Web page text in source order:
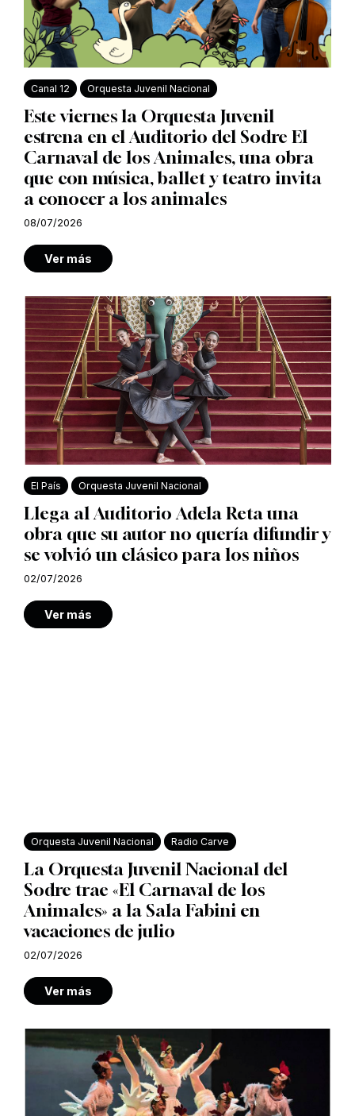
Canal 12 Orquesta Juvenil Nacional
Este viernes la Orquesta Juvenil
estrena en el Auditorio del Sodre El
Carnaval de los Animales, una obra
que con música, ballet y teatro invita
a conocer a los animales
08/07/2026
Ver más
El País Orquesta Juvenil Nacional
Llega al Auditorio Adela Reta una
obra que su autor no quería difundir y
se volvió un clásico para los niños
02/07/2026
Ver más
Orquesta Juvenil Nacional Radio Carve
La Orquesta Juvenil Nacional del
Sodre trae «El Carnaval de los
Animales» a la Sala Fabini en
vacaciones de julio
02/07/2026
Ver más